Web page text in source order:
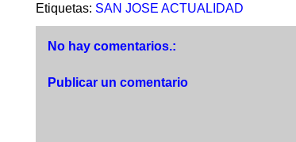
Etiquetas: SAN JOSE ACTUALIDAD
No hay comentarios.:
Publicar un comentario